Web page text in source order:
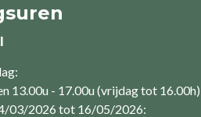
13.00u - 17.00u (vrijdag tot 16.00h)
03/2026 tot 16/05/2026: